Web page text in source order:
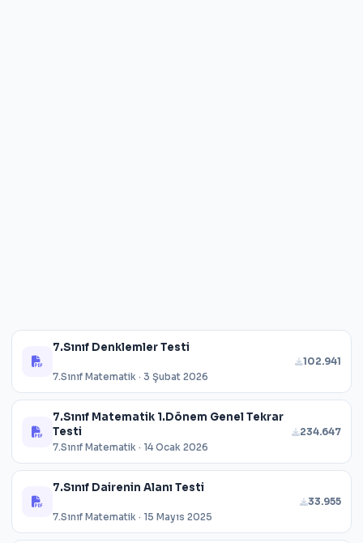
7.Sınıf Denklemler Testi
7.Sınıf Matematik · 3 Şubat 2026
102.941
7.Sınıf Matematik 1.Dönem Genel Tekrar
Testi
7.Sınıf Matematik · 14 Ocak 2026
234.647
7.Sınıf Dairenin Alanı Testi
7.Sınıf Matematik · 15 Mayıs 2025
33.955